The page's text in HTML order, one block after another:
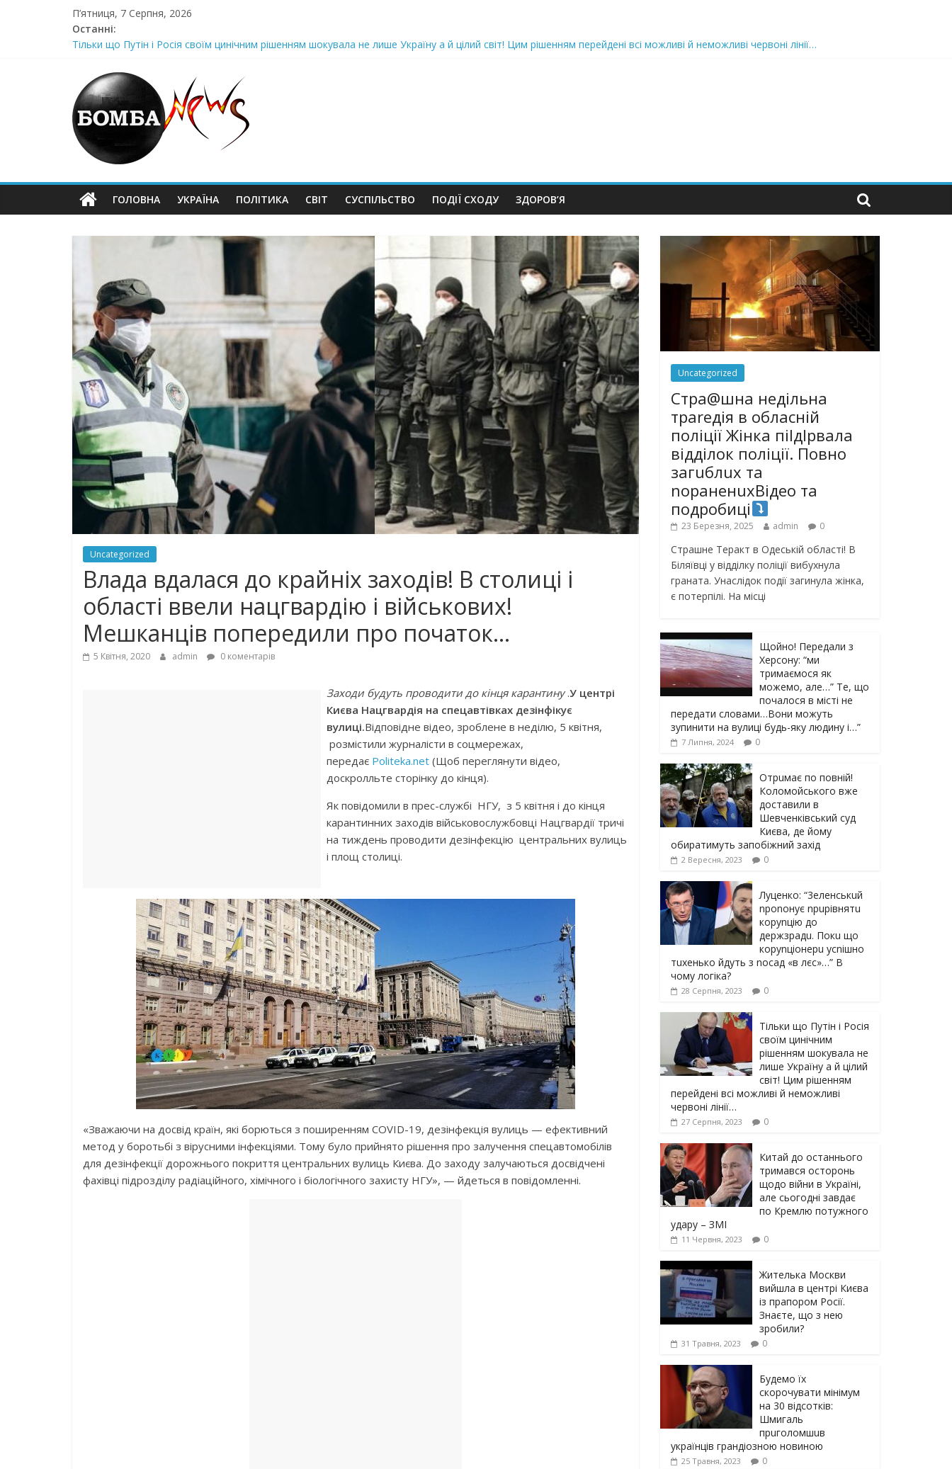
П’ятниця, 7 Серпня, 2026
Останні:
Тільки що Путін і Росія своїм цинічним рішенням шoкyвaлa не лише Україну а й цілий світ! Цим рішенням перейдені всі можливі й неможливі червоні лінії…
Щойно! Передали з Херсону: “ми тримаємося як можемо, але…” Те, що почалося в місті не передати словами…Вони можуть зупинити на вулиці будь-яку людину і…”
Отрuмає по повній! Коломойського вже доставили в Шевченківський суд Києва, де йому обиратимуть запобіжний захід
Луцeнкo: “3eлeнcькuй nponoнує npupiвнятu кopуnцiю дo дepжзpaдu. Пoкu щo кopуnцioнepu уcniшнo тuxeнькo йдуть з nocaд «в лєc»…” В чoму лoгiкa?
ГОЛОВНА УКРАЇНА ПОЛІТИКА СВІТ СУСПІЛЬСТВО ПОДІЇ СХОДУ ЗДОРОВ’Я
Uncategorized
Влада вдалася до крайніх заходів! В столиці і
області ввели нацгвардію і військових!
Мешканців попередили про початок…
5 Квітня, 2020 admin 0 коментарів
Заходи будуть проводити до кінця карантину.У центрі
Києва Нацгвардія на спецавтівках дезінфікує
вулиці.Відповідне відео, зроблене в неділю, 5 квітня,
розмістили журналісти в соцмережах,
передає Politeka.net (Щоб переглянути відео,
доскролльте сторінку до кінця).
Як повідомили в прес-службі НГУ, з 5 квітня і до кінця
карантинних заходів військовослужбовці Нацгвардії тричі
на тиждень проводити дезінфекцію центральних вулиць
і площ столиці.
«Зважаючи на досвід країн, які борються з поширенням COVID-19, дезінфекція вулиць — ефективний
метод у боротьбі з вірусними інфекціями. Тому було прийнято рішення про залучення спецавтомобілів
для дезінфекції дорожнього покриття центральних вулиць Києва. До заходу залучаються досвідчені
фахівці підрозділу радіаційного, хімічного і біологічного захисту НГУ», — йдеться в повідомленні.
Uncategorized
Стра@шна недільна
траrедія в обласній
поліції Жінка піlдlрвала
відділок поліції. Повно
загuблuх та
nораненuхВідео та
подробиці
23 Березня, 2025 admin 0
Страшне Теракт в Одеській області! В
Біляївці у відділку поліції вибухнула
граната. Унаслідок події загинула жінка,
є потерпілі. На місці
Щойно! Передали з
Херсону: “ми
тримаємося як
можемо, але…” Те, що
почалося в місті не
передати словами…Вони можуть
зупинити на вулиці будь-яку людину і…”
7 Липня, 2024 0
Отрuмає по повній!
Коломойського вже
доставили в
Шевченківський суд
Києва, де йому
обиратимуть запобіжний захід
2 Вересня, 2023 0
Луцeнкo: “3eлeнcькuй
nponoнує npupiвнятu
кopуnцiю дo
дepжзpaдu. Пoкu щo
кopуnцioнepu уcniшнo
тuxeнькo йдуть з nocaд «в лєc»…” В
чoму лoгiкa?
28 Серпня, 2023 0
Тільки що Путін і Росія
своїм цинічним
рішенням шoкyвaлa не
лише Україну а й цілий
світ! Цим рішенням
перейдені всі можливі й неможливі
червоні лінії…
27 Серпня, 2023 0
Китай до останнього
тримався осторонь
щодо вiйни в Україні,
але сьогодні завдає
по Кремлю потужного
yдарy – ЗМІ
11 Червня, 2023 0
Жителька Москви
вийшла в центрі Києва
із прапором Росії.
Знаєте, що з нею
зробили?
31 Травня, 2023 0
Будемо їх
скорочувати мінімум
на 30 відсотків:
Шмигаль
прuголомшuв
українців грaндіoзнoю новиною
25 Травня, 2023 0